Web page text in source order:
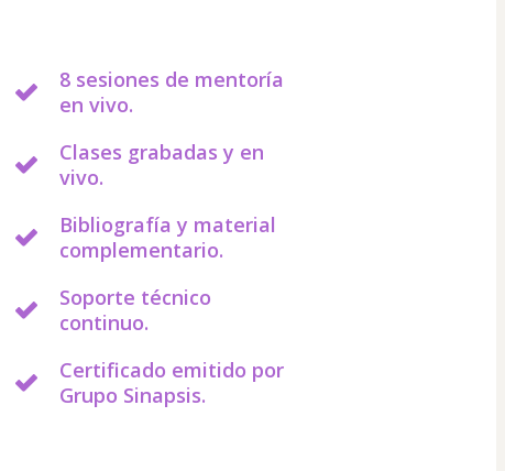
8 sesiones de mentoría
en vivo.
Clases grabadas y en
vivo.
Bibliografía y material
complementario.
Soporte técnico
continuo.
Certificado emitido por
Grupo Sinapsis.